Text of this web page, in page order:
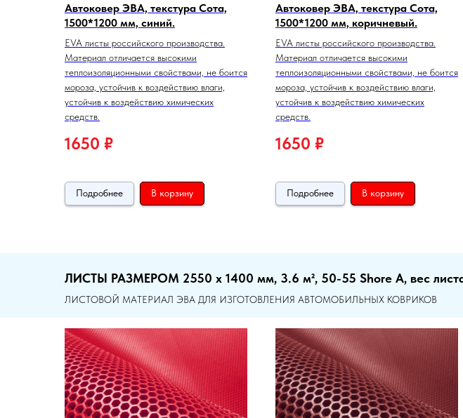
Автоковер ЭВА, текстура Сота,
1500*1200 мм, синий.
EVA листы российского производства.
Материал отличается высокими
теплоизоляционными свойствами, не боится
мороза, устойчив к воздействию влаги,
устойчив к воздействию химических
средств.
1650 ₽
Подробнее В корзину
Автоковер ЭВА, текстура Сота,
1500*1200 мм, коричневый.
EVA листы российского производства.
Материал отличается высокими
теплоизоляционными свойствами, не боится
мороза, устойчив к воздействию влаги,
устойчив к воздействию химических
средств.
1650 ₽
Подробнее В корзину
ЛИСТЫ РАЗМЕРОМ 2550 х 1400 мм, 3.6 м², 50-55 Shore A, вес листа
ЛИСТОВОЙ МАТЕРИАЛ ЭВА ДЛЯ ИЗГОТОВЛЕНИЯ АВТОМОБИЛЬНЫХ КОВРИКОВ